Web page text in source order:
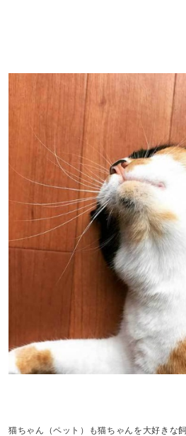
猫ちゃん（ペット）も猫ちゃんを大好きな